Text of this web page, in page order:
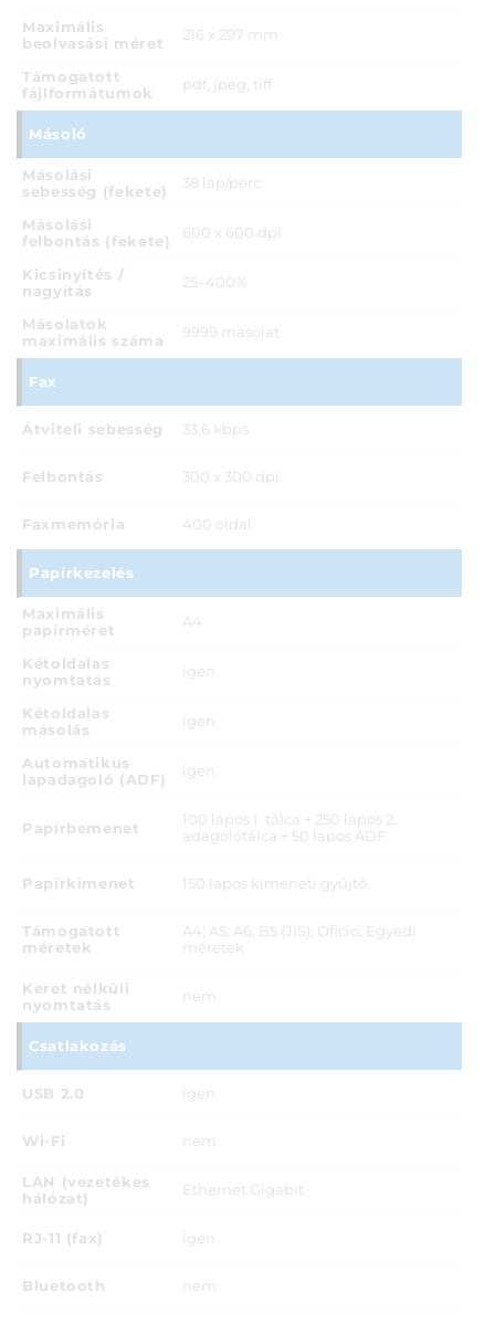
Maximális
beolvasási méret
216 x 297 mm
Támogatott
fájlformátumok
pdf, jpeg, tiff
Másoló
Másolási
sebesség (fekete)
38 lap/perc
Másolási
felbontás (fekete)
600 x 600 dpi
Kicsinyítés /
nagyítás
25–400%
Másolatok
maximális száma
9999 másolat
Fax
Átviteli sebesség 33,6 kbps
Felbontás 300 x 300 dpi
Faxmemória 400 oldal
Papírkezelés
Maximális
papírméret
A4
Kétoldalas
nyomtatás
igen
Kétoldalas
másolás
igen
Automatikus
lapadagoló (ADF)
igen
Papírbemenet
100 lapos 1. tálca + 250 lapos 2.
adagolótálca + 50 lapos ADF
Papírkimenet 150 lapos kimeneti gyűjtő
Támogatott
méretek
A4; A5; A6; B5 (JIS); Oficio; Egyedi
méretek
Keret nélküli
nyomtatás
nem
Csatlakozás
USB 2.0 igen
Wi-Fi nem
LAN (vezetékes
hálózat)
Ethernet Gigabit
RJ-11 (fax) igen
Bluetooth nem